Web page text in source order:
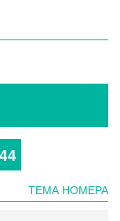
44
ТЕМА НОМЕРА